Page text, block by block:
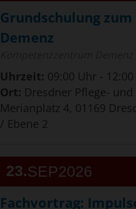
Grundschulung
Demenz
Uhrzeit: 09:00 Uhr -
Ort: Dresdner Pflege-
Merianplatz 4, 01169
/ Ebene 2
23 SEP2026
Fachvortrag: